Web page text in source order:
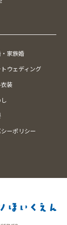
家族婚
ウェディング
装
ーポリシー